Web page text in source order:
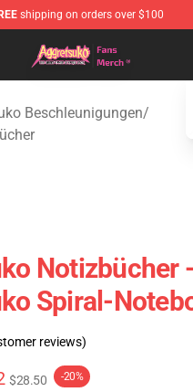
shipping on orders over $100
- Official Aggretsuko
Beschleunigungen/
Notizbücher -
Spiral-
reviews)
$28.50 -20%